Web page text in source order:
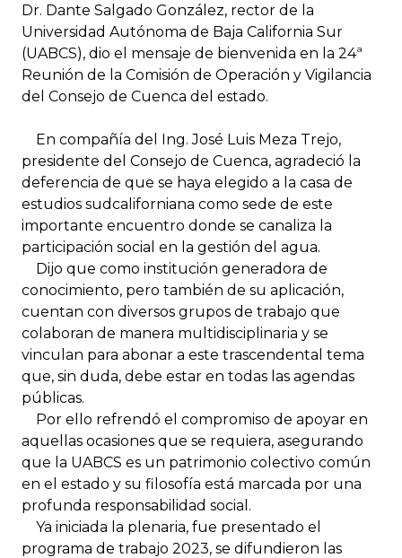
Dr. Dante Salgado González, rector de la
Universidad Autónoma de Baja California Sur
(UABCS), dio el mensaje de bienvenida en la 24ª
Reunión de la Comisión de Operación y Vigilancia
del Consejo de Cuenca del estado.
En compañía del Ing. José Luis Meza Trejo,
presidente del Consejo de Cuenca, agradeció la
deferencia de que se haya elegido a la casa de
estudios sudcaliforniana como sede de este
importante encuentro donde se canaliza la
participación social en la gestión del agua.
Dijo que como institución generadora de
conocimiento, pero también de su aplicación,
cuentan con diversos grupos de trabajo que
colaboran de manera multidisciplinaria y se
vinculan para abonar a este trascendental tema
que, sin duda, debe estar en todas las agendas
públicas.
Por ello refrendó el compromiso de apoyar en
aquellas ocasiones que se requiera, asegurando
que la UABCS es un patrimonio colectivo común
en el estado y su filosofía está marcada por una
profunda responsabilidad social.
Ya iniciada la plenaria, fue presentado el
programa de trabajo 2023, se difundieron las